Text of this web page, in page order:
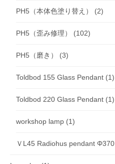
PH5（本体色塗り替え） (2)
PH5（歪み修理） (102)
PH5（磨き） (3)
Toldbod 155 Glass Pendant (1)
Toldbod 220 Glass Pendant (1)
workshop lamp (1)
ＶL45 Radiohus pendant Φ370